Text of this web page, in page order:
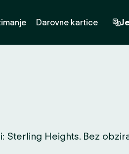
Darovne kartice
Heights. Bez